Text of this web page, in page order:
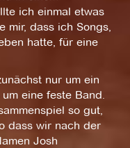
ich einmal etwas
mir, dass ich Songs,
hatte, für eine
nur um ein
eine feste Band.
so gut,
dass wir nach der
Josh